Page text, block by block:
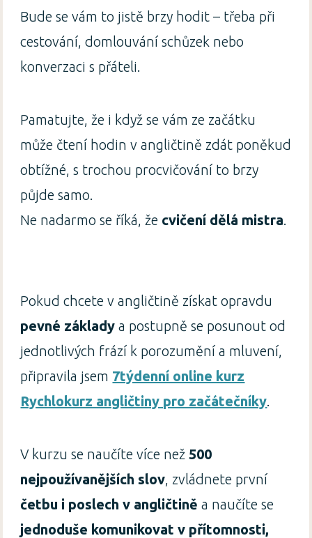
Bude se vám to jistě brzy hodit – třeba při
cestování, domlouvání schůzek nebo
konverzaci s přáteli.
Pamatujte, že i když se vám ze začátku
může čtení hodin v angličtině zdát poněkud
obtížné, s trochou procvičování to brzy
půjde samo.
Ne nadarmo se říká, že cvičení dělá mistra.
Pokud chcete v angličtině získat opravdu
pevné základy a postupně se posunout od
jednotlivých frází k porozumění a mluvení,
připravila jsem 7týdenní online kurz
Rychlokurz angličtiny pro začátečníky.
V kurzu se naučíte více než500
nejpoužívanějších slov, zvládnete první
četbu i poslech v angličtině a naučíte se
jednoduše komunikovat v přítomnosti,